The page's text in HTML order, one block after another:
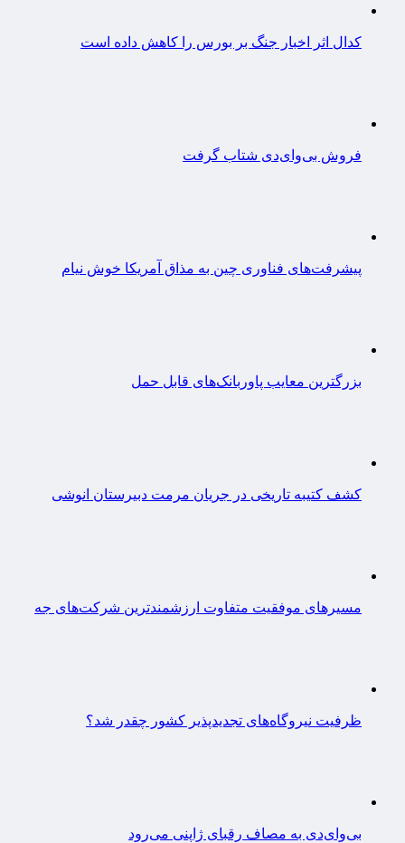
کدال اثر اخبار جنگ بر بورس را کاهش داده است
فروش بی‌وای‌دی شتاب گرفت
پیشرفت‌های فناوری چین به مذاق آمریکا خوش نیام
بزرگترین معایب پاوربانک‌های قابل حمل
کشف کتیبه تاریخی در جریان مرمت دبیرستان انوشی
مسیرهای موفقیت متفاوت ارزشمندترین شرکت‌های جه
ظرفیت نیروگاه‌های تجدیدپذیر کشور چقدر شد؟
بی‌وای‌دی به مصاف رقبای ژاپنی می‌رود